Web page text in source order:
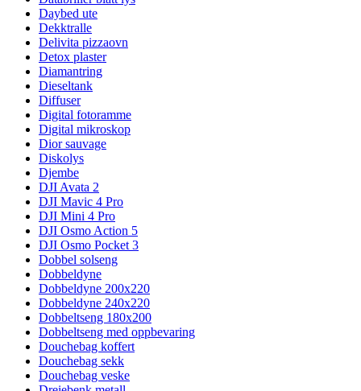
Daybed ute
Dekktralle
Delivita pizzaovn
Detox plaster
Diamantring
Dieseltank
Diffuser
Digital fotoramme
Digital mikroskop
Dior sauvage
Diskolys
Djembe
DJI Avata 2
DJI Mavic 4 Pro
DJI Mini 4 Pro
DJI Osmo Action 5
DJI Osmo Pocket 3
Dobbel solseng
Dobbeldyne
Dobbeldyne 200x220
Dobbeldyne 240x220
Dobbeltseng 180x200
Dobbeltseng med oppbevaring
Douchebag koffert
Douchebag sekk
Douchebag veske